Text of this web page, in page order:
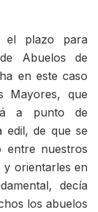
el plazo para
Abuelos de
en este caso
Mayores, que
a punto de
edil, de que se
entre nuestros
y orientarles en
decía
los abuelos